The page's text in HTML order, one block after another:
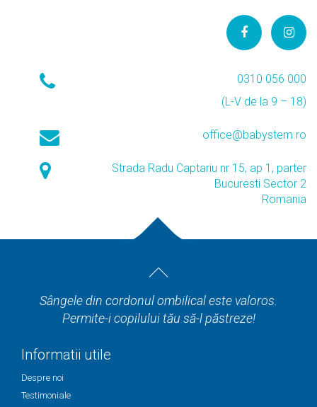
0310 056 000
(L-V de la 9 – 18)
office@babystem.ro
Strada Radu Captariu nr 15, ap 1, parter
Bucuresti Sector 2
Romania
Sângele din cordonul ombilical este valoros.
Permite-i copilului tău să-l păstreze!
Informatii utile
Despre noi
Testimoniale